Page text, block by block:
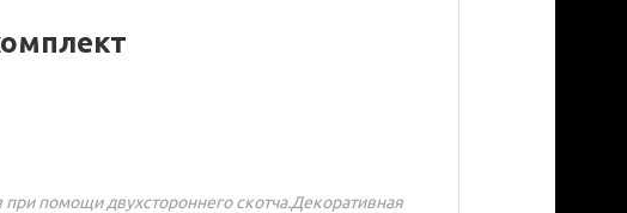
помощи двухстороннего скотча.Декоративная